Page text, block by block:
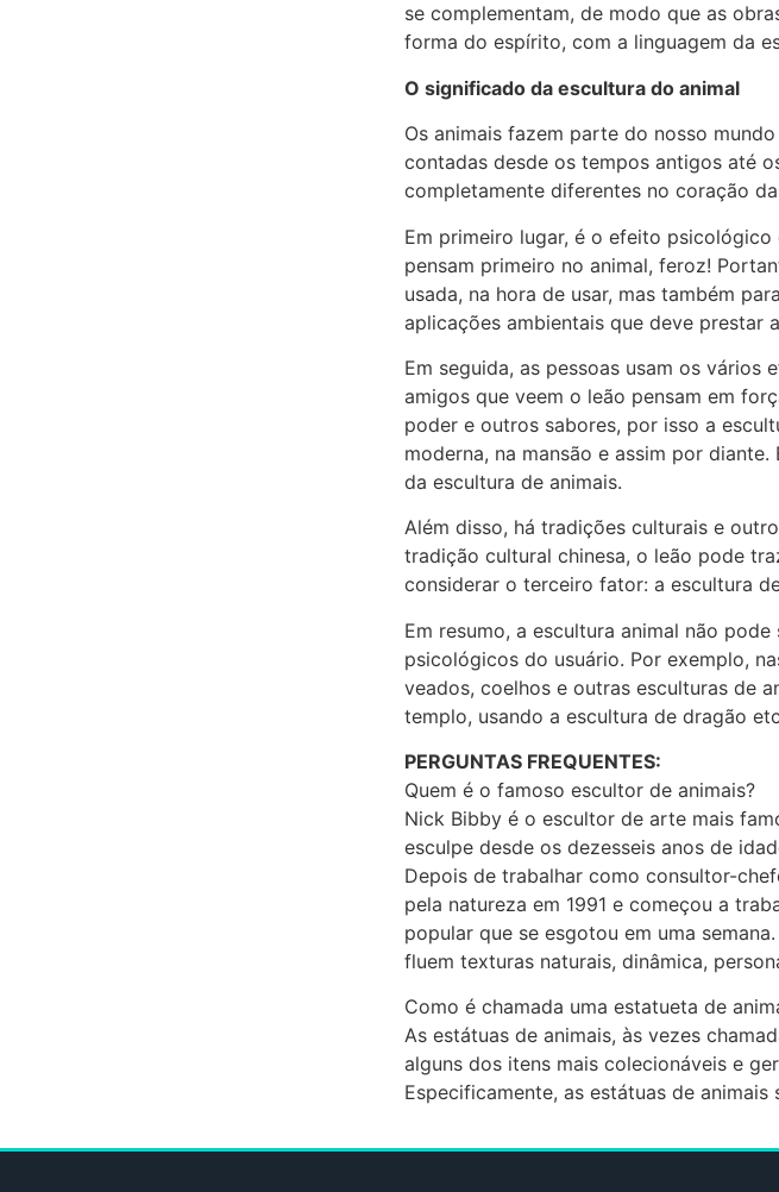
se complementam, de modo que as
forma do espírito, com a linguagem da
O significado da escultura do animal
Os animais fazem parte do nosso
contadas desde os tempos antigos até
completamente diferentes no coração
Em primeiro lugar, é o efeito
pensam primeiro no animal, feroz!
usada, na hora de usar, mas também
aplicações ambientais que deve
Em seguida, as pessoas usam os vários
amigos que veem o leão pensam em
poder e outros sabores, por isso a
moderna, na mansão e assim por
da escultura de animais.
Além disso, há tradições culturais e
tradição cultural chinesa, o leão pode
considerar o terceiro fator: a escultura
Em resumo, a escultura animal não
psicológicos do usuário. Por exemplo,
veados, coelhos e outras esculturas de
templo, usando a escultura de dragão
PERGUNTAS FREQUENTES:
Quem é o famoso escultor de animais?
Nick Bibby é o escultor de arte mais
esculpe desde os dezesseis anos de
Depois de trabalhar como consultor-
pela natureza em 1991 e começou a
popular que se esgotou em uma
fluem texturas naturais, dinâmica,
Como é chamada uma estatueta de
As estátuas de animais, às vezes
alguns dos itens mais colecionáveis e
Especificamente, as estátuas de